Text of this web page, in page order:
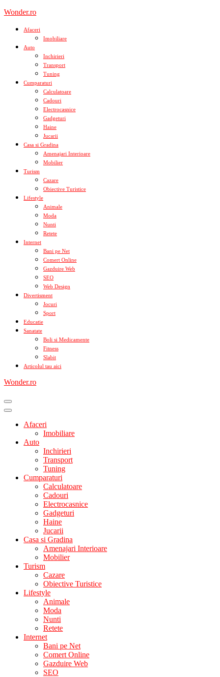
Skip
content
Wonder.ro
Afaceri
Imobiliare
Auto
Inchirieri
Transport
Tuning
Cumparaturi
Calculatoare
Cadouri
Electrocasnice
Gadgeturi
Haine
Jucarii
Casa si Gradina
Amenajari Interioare
Mobilier
Turism
Cazare
Obiective Turistice
Lifestyle
Animale
Moda
Nunti
Retete
Internet
Bani pe Net
Comert Online
Gazduire Web
SEO
Web Design
Divertisment
Jocuri
Sport
Educatie
Sanatate
Boli si Medicamente
Fitness
Slabit
Articolul tau aici
Wonder.ro
Afaceri
Imobiliare
Auto
Inchirieri
Transport
Tuning
Cumparaturi
Calculatoare
Cadouri
Electrocasnice
Gadgeturi
Haine
Jucarii
Casa si Gradina
Amenajari Interioare
Mobilier
Turism
Cazare
Obiective Turistice
Lifestyle
Animale
Moda
Nunti
Retete
Internet
Bani pe Net
Comert Online
Gazduire Web
SEO